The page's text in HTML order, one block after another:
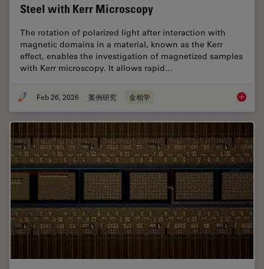
Steel with Kerr Microscopy
The rotation of polarized light after interaction with
magnetic domains in a material, known as the Kerr
effect, enables the investigation of magnetized samples
with Kerr microscopy. It allows rapid…
Feb 26, 2026 案例研究 金相学